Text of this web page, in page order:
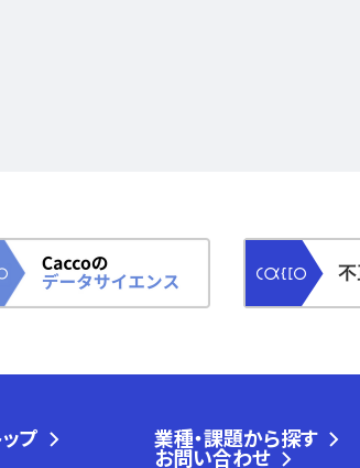
プ 業種・課題から探す
お問い合わせ